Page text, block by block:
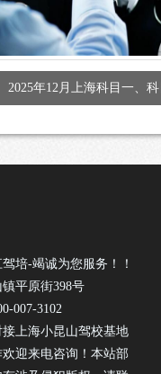
2025年12月上海科目一、
培-竭诚为您服务！！
平原街398号
007-3102
上海小昆山驾校基地
迎来电咨询！本站部